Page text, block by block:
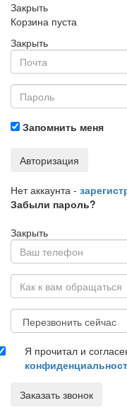
Закрыть
Корзина пуста
Закрыть
Запомнить меня
Авторизация
Нет аккаунта -
Забыли пароль?
Закрыть
Я прочитал и
Заказать звонок